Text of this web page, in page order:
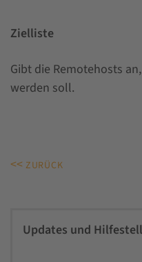
Zielliste
Gibt die Remotehosts
werden soll.
<< ZURÜCK
Updates und